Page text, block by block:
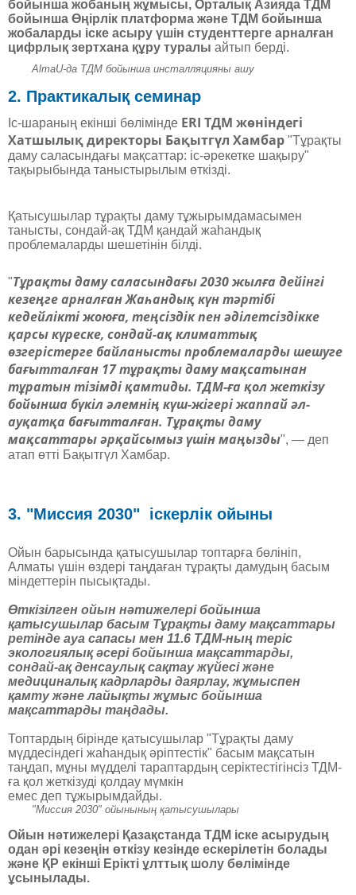
бойынша жобаның жұмысы, Орталық Азияда ТДМ
бойынша Өңірлік платформа және ТДМ бойынша
жобаларды іске асыру үшін студенттерге арналған
цифрлық зертхана құру туралы айтып берді.
AlmaU-да ТДМ бойынша инсталляцияны ашу
2. Практикалық семинар
Іс-шараның екінші бөлімінде ERI ТДМ жөніндегі
Хатшылық директоры Бақытгүл Хамбар "Тұрақты
даму саласындағы мақсаттар: іс-әрекетке шақыру"
тақырыбында таныстырылым өткізді.
Қатысушылар тұрақты даму тұжырымдамасымен
танысты, сондай-ақ ТДМ қандай жаһандық
проблемаларды шешетінін білді.
"Тұрақты даму саласындағы 2030 жылға дейінгі
кезеңге арналған Жаһандық күн тәртібі
кедейлікті жоюға, теңсіздік пен әділетсіздікке
қарсы күреске, сондай-ақ климаттық
өзгерістерге байланысты проблемаларды шешуге
бағытталған 17 тұрақты даму мақсатынан
тұратын тізімді қамтиды. ТДМ-ға қол жеткізу
бойынша бүкіл әлемнің күш-жігері жаппай әл-
ауқатқа бағытталған. Тұрақты даму
мақсаттары әрқайсымыз үшін маңызды", — деп
атап өтті Бақытгүл Хамбар.
3. "Миссия 2030" іскерлік ойыны
Ойын барысында қатысушылар топтарға бөлініп,
Алматы үшін өздері таңдаған тұрақты дамудың басым
міндеттерін пысықтады.
Өткізілген ойын нәтижелері бойынша
қатысушылар басым Тұрақты даму мақсаттары
ретінде ауа сапасы мен 11.6 ТДМ-ның теріс
экологиялық әсері бойынша мақсаттарды,
сондай-ақ денсаулық сақтау жүйесі және
медициналық кадрларды даярлау, жұмыспен
қамту және лайықты жұмыс бойынша
мақсаттарды таңдады.
Топтардың бірінде қатысушылар "Тұрақты даму
мүддесіндегі жаһандық әріптестік" басым мақсатын
таңдап, мұны мүдделі тараптардың серіктестігінсіз ТДМ-
ға қол жеткізуді қолдау мүмкін
емес деп тұжырымдайды.
"Миссия 2030" ойынының қатысушылары
Ойын нәтижелері Қазақстанда ТДМ іске асырудың
одан әрі кезеңін өткізу кезінде ескерілетін болады
және ҚР екінші Ерікті ұлттық шолу бөлімінде
ұсынылады.